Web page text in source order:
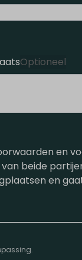
Optioneel
en
beide
en